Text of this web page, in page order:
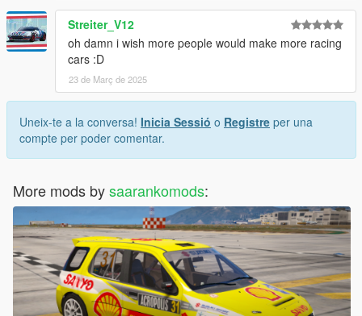
Streiter_V12
oh damn i wish more people would make more racing
cars :D
23 de Març de 2025
Uneix-te a la conversa! Inicia Sessió o Registre per una
compte per poder comentar.
More mods bysaarankomods: